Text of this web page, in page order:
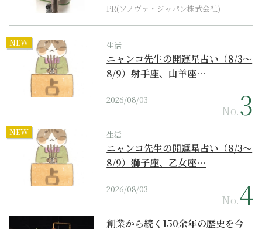
PR(ソノヴァ・ジャパン株式会社)
NEW 生活
ニャンコ先生の開運星占い（8/3～
8/9）射手座、山羊座…
2026/08/03
No.
NEW 生活
ニャンコ先生の開運星占い（8/3～
8/9）獅子座、乙女座…
2026/08/03
No.
創業から続く150余年の歴史を今